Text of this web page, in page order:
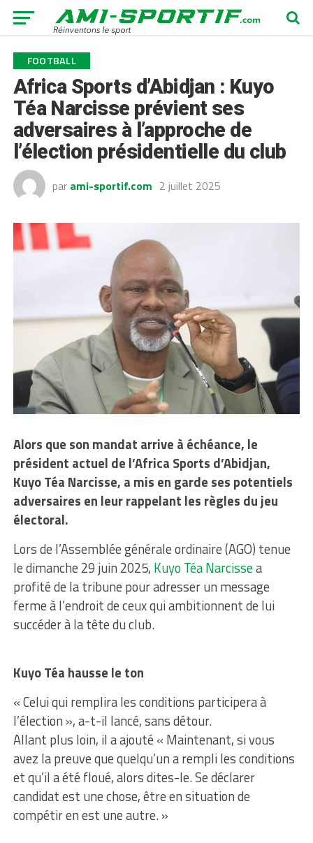
FOOTBALL
Africa Sports d’Abidjan : Kuyo
Téa Narcisse prévient ses
adversaires à l’approche de
l’élection présidentielle du club
par ami-sportif.com 2 juillet 2025
Alors que son mandat arrive à échéance, le
président actuel de l’Africa Sports d’Abidjan,
Kuyo Téa Narcisse, a mis en garde ses potentiels
adversaires en leur rappelant les règles du jeu
électoral.
Lors de l’Assemblée générale ordinaire (AGO) tenue
le dimanche 29 juin 2025, Kuyo Téa Narcissea
profité de la tribune pour adresser un message
ferme à l’endroit de ceux qui ambitionnent de lui
succéder à la tête du club.
Kuyo Téa hausse le ton
« Celui qui remplira les conditions participera à
l’élection », a-t-il lancé, sans détour.
Allant plus loin, il a ajouté « Maintenant, si vous
avez la preuve que quelqu’un a rempli les conditions
et qu’il a été floué, alors dites-le. Se déclarer
candidat est une chose, être en situation de
compétir en est une autre. »